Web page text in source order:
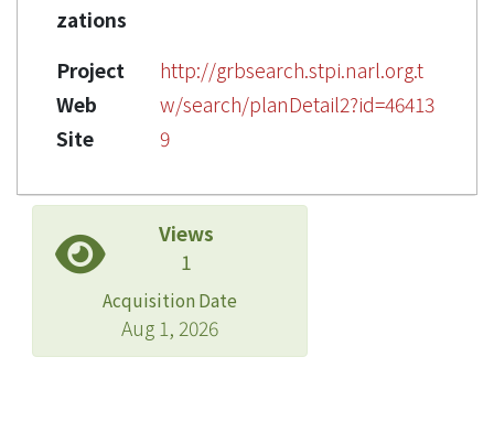
zations
Project
Web
Site
http://grbsearch.stpi.narl.org.t
w/search/planDetail2?id=46413
9
Views
1
Acquisition Date
Aug 1, 2026